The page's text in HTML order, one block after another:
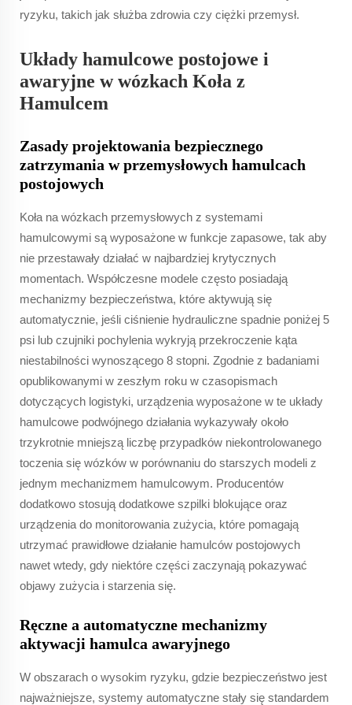
ryzyku, takich jak służba zdrowia czy ciężki przemysł.
Układy hamulcowe postojowe i
awaryjne w wózkach Koła z
Hamulcem
Zasady projektowania bezpiecznego
zatrzymania w przemysłowych hamulcach
postojowych
Koła na wózkach przemysłowych z systemami
hamulcowymi są wyposażone w funkcje zapasowe, tak aby
nie przestawały działać w najbardziej krytycznych
momentach. Współczesne modele często posiadają
mechanizmy bezpieczeństwa, które aktywują się
automatycznie, jeśli ciśnienie hydrauliczne spadnie poniżej 5
psi lub czujniki pochylenia wykryją przekroczenie kąta
niestabilności wynoszącego 8 stopni. Zgodnie z badaniami
opublikowanymi w zeszłym roku w czasopismach
dotyczących logistyki, urządzenia wyposażone w te układy
hamulcowe podwójnego działania wykazywały około
trzykrotnie mniejszą liczbę przypadków niekontrolowanego
toczenia się wózków w porównaniu do starszych modeli z
jednym mechanizmem hamulcowym. Producentów
dodatkowo stosują dodatkowe szpilki blokujące oraz
urządzenia do monitorowania zużycia, które pomagają
utrzymać prawidłowe działanie hamulców postojowych
nawet wtedy, gdy niektóre części zaczynają pokazywać
objawy zużycia i starzenia się.
Ręczne a automatyczne mechanizmy
aktywacji hamulca awaryjnego
W obszarach o wysokim ryzyku, gdzie bezpieczeństwo jest
najważniejsze, systemy automatyczne stały się standardem